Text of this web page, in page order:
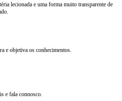
lecionada e uma forma muito transparente de
e objetiva os conhecimentos.
e fala connosco.